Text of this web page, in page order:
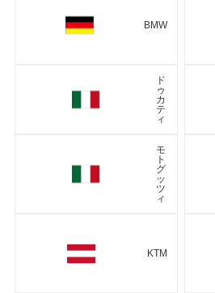
BMW
ド
ゥ
カ
テ
ィ
モ
ト
グ
ッ
ツ
ィ
KTM